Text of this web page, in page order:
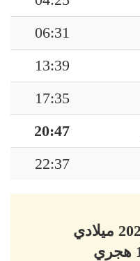
06:31
13:39
17:35
20:47
22:37